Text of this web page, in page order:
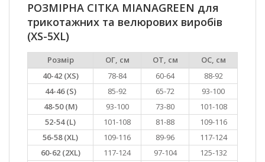
РОЗМІРНА СІТКА MIANAGREEN для
трикотажних та велюрових виробів
(XS-5XL)
Розмір ОГ, см ОТ, см
ОС, см
40-42 (XS)
78-84 60-64
88-92
44-46 (S)
85-92 65-72
93-100
48-50 (M)
93-100 73-80
101-108
52-54 (L)
101-108 81-88
109-116
56-58 (XL)
109-116 89-96
117-124
60-62 (2XL)
117-124 97-104
125-132